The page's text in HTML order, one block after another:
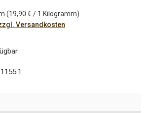
(19,90 € / 1 Kilogramm)
Versandkosten
1155.1